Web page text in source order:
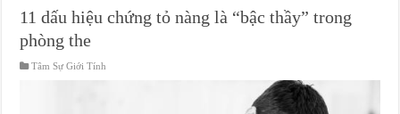
11 dấu hiệu chứng tỏ nàng là “bậc thầy” trong
phòng the
Tâm Sự Giới Tính